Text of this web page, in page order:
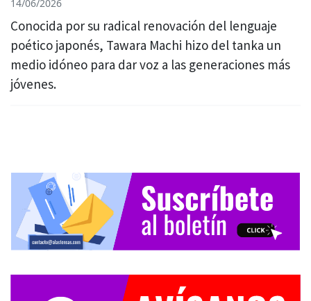
14/06/2026
Conocida por su radical renovación del lenguaje
poético japonés, Tawara Machi hizo del tanka un
medio idóneo para dar voz a las generaciones más
jóvenes.